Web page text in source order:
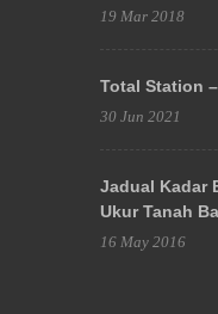
19 Mar 2018
Total Station
30 Jun 2021
Jadual Kadar
Ukur Tanah
16 May 2016